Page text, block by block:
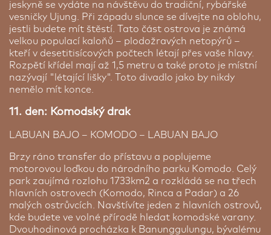
jeskyně se vydáte na návštěvu do tradiční, rybářské
vesničky Ujung. Při západu slunce se dívejte na oblohu,
jestli budete mít štěstí. Tato část ostrova je známá
velkou populací kaloňů – plodožravých netopýrů –
kteří v desetitisícových počtech létají přes vaše hlavy.
Rozpětí křídel mají až 1,5 metru a také proto je místní
nazývají "létající lišky". Toto divadlo jako by nikdy
nemělo mít konce.
11. den: Komodský drak
LABUAN BAJO – KOMODO – LABUAN BAJO
Brzy ráno transfer do přístavu a poplujeme
motorovou loďkou do národního parku Komodo. Celý
park zaujímá rozlohu 1733km2 a rozkládá se na třech
hlavních ostrovech (Komodo, Rinca a Padar) a 26
malých ostrůvcích. Navštívíte jeden z hlavních ostrovů,
kde budete ve volné přírodě hledat komodské varany.
Dvouhodinová procházka k Banunggulungu, bývalému